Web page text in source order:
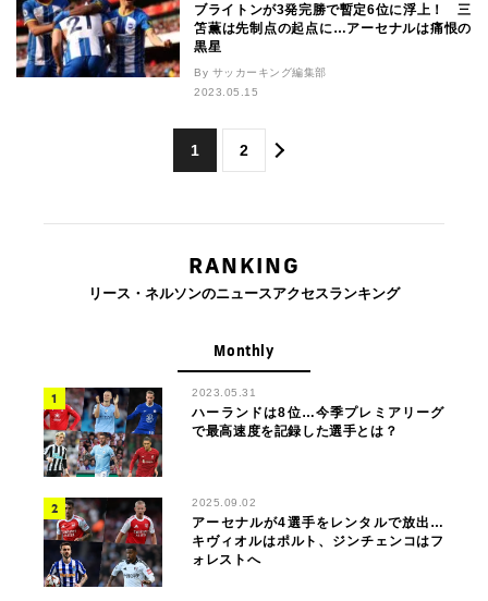
ブライトンが3発完勝で暫定6位に浮上！ 三
笘薫は先制点の起点に…アーセナルは痛恨の
黒星
By サッカーキング編集部
2023.05.15
1 2
RANKING
リース・ネルソンのニュースアクセスランキング
Monthly
2023.05.31
ハーランドは8位…今季プレミアリーグ
で最高速度を記録した選手とは？
2025.09.02
アーセナルが4選手をレンタルで放出…
キヴィオルはポルト、ジンチェンコはフ
ォレストへ